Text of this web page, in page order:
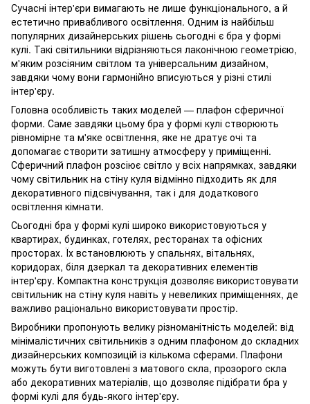
Сучасні інтер'єри вимагають не лише функціонального, а й
естетично привабливого освітлення. Одним із найбільш
популярних дизайнерських рішень сьогодні є бра у формі
кулі. Такі світильники відрізняються лаконічною геометрією,
м'яким розсіяним світлом та універсальним дизайном,
завдяки чому вони гармонійно вписуються у різні стилі
інтер'єру.
Головна особливість таких моделей — плафон сферичної
форми. Саме завдяки цьому бра у формі кулі створюють
рівномірне та м'яке освітлення, яке не дратує очі та
допомагає створити затишну атмосферу у приміщенні.
Сферичний плафон розсіює світло у всіх напрямках, завдяки
чому світильник на стіну куля відмінно підходить як для
декоративного підсвічування, так і для додаткового
освітлення кімнати.
Сьогодні бра у формі кулі широко використовуються у
квартирах, будинках, готелях, ресторанах та офісних
просторах. Їх встановлюють у спальнях, вітальнях,
коридорах, біля дзеркал та декоративних елементів
інтер'єру. Компактна конструкція дозволяє використовувати
світильник на стіну куля навіть у невеликих приміщеннях, де
важливо раціонально використовувати простір.
Виробники пропонують велику різноманітність моделей: від
мінімалістичних світильників з одним плафоном до складних
дизайнерських композицій із кількома сферами. Плафони
можуть бути виготовлені з матового скла, прозорого скла
або декоративних матеріалів, що дозволяє підібрати бра у
формі кулі для будь-якого інтер'єру.